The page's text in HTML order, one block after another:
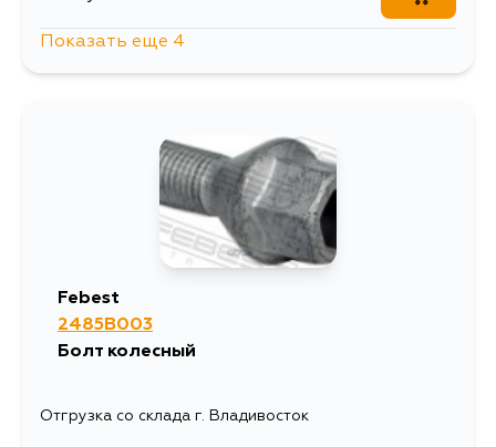
273
273
Показать еще 4
Febest
2485B003
Болт колесный
Отгрузка со склада г. Владивосток